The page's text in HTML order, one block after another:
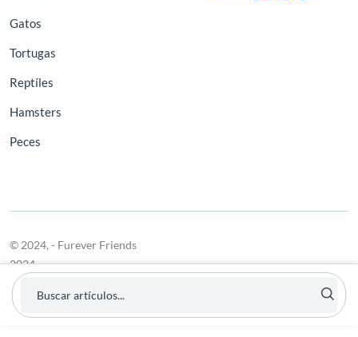
Gatos
Tortugas
Reptíles
Hamsters
Peces
© 2024, - Furever Friends
2024